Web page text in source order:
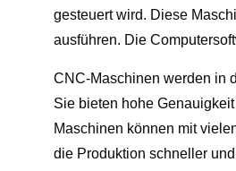
gesteuert wird. Diese
ausführen. Die
CNC-Maschinen werden in
Sie bieten hohe
Maschinen können mit
die Produktion schneller